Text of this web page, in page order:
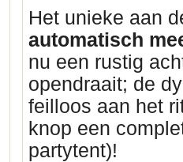
Het unieke aan
automatisch
nu een rustig
opendraait; de
feilloos aan het
knop een
partytent)!